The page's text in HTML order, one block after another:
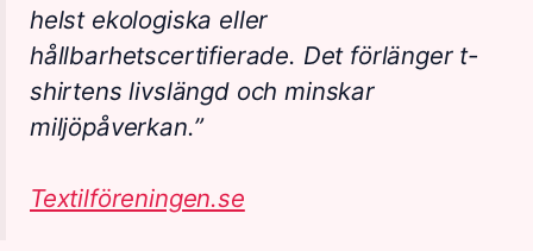
helst ekologiska eller
hållbarhetscertifierade. Det förlänger t-
shirtens livslängd och minskar
miljöpåverkan.”
Textilföreningen.se